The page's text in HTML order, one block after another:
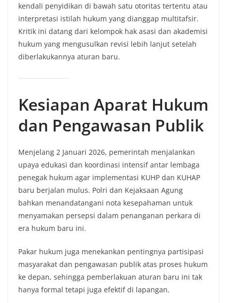
kendali penyidikan di bawah satu otoritas tertentu atau
interpretasi istilah hukum yang dianggap multitafsir.
Kritik ini datang dari kelompok hak asasi dan akademisi
hukum yang mengusulkan revisi lebih lanjut setelah
diberlakukannya aturan baru.
Kesiapan Aparat Hukum
dan Pengawasan Publik
Menjelang 2 Januari 2026, pemerintah menjalankan
upaya edukasi dan koordinasi intensif antar lembaga
penegak hukum agar implementasi KUHP dan KUHAP
baru berjalan mulus. Polri dan Kejaksaan Agung
bahkan menandatangani nota kesepahaman untuk
menyamakan persepsi dalam penanganan perkara di
era hukum baru ini.
Pakar hukum juga menekankan pentingnya partisipasi
masyarakat dan pengawasan publik atas proses hukum
ke depan, sehingga pemberlakuan aturan baru ini tak
hanya formal tetapi juga efektif di lapangan.